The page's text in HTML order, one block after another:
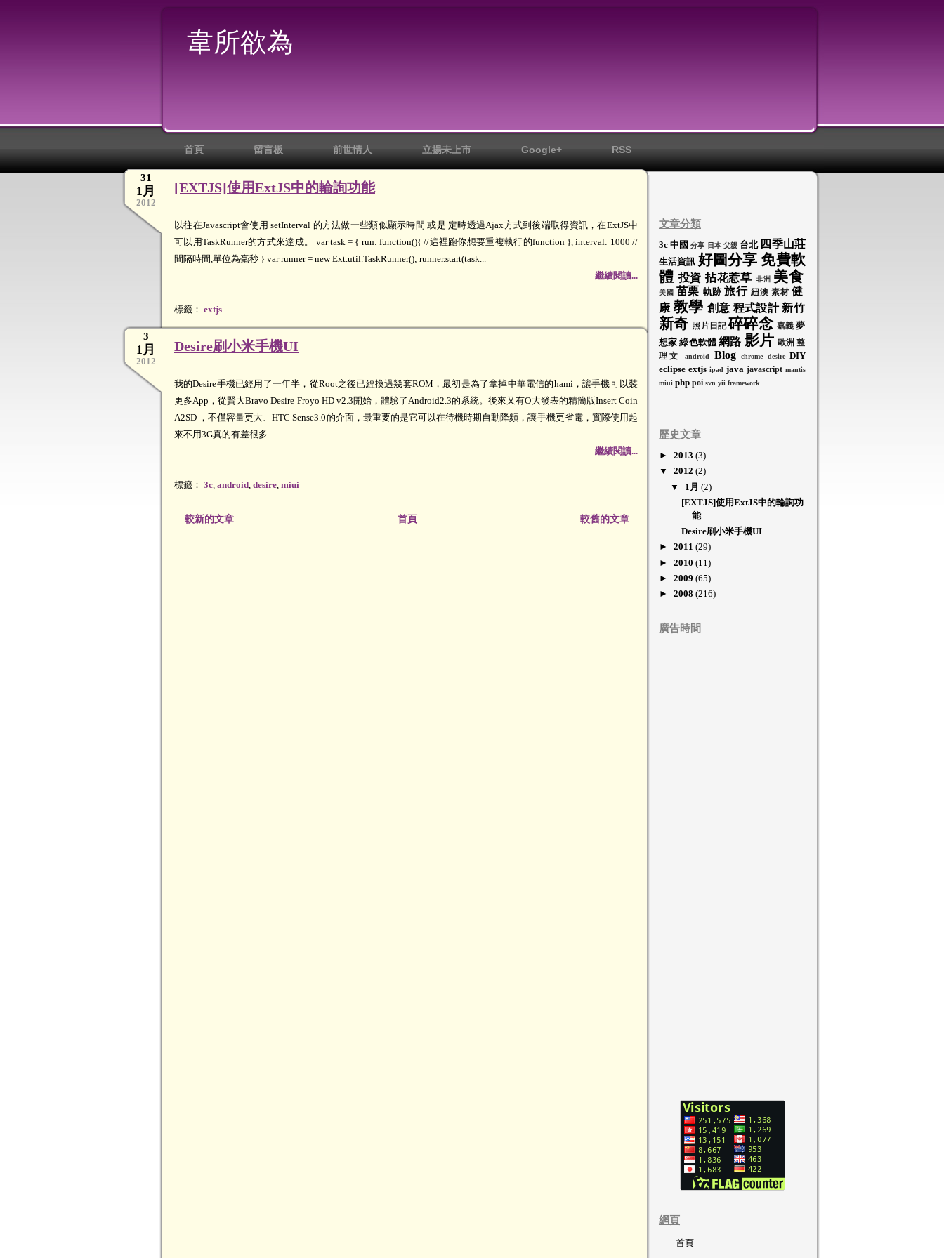
韋所欲為
首頁 留言板 前世情人 立揚未上市 Google+ RSS
文章分類
3c 中國 分享 日本 父親 台北 四季山莊
生活資訊 好圖分享 免費軟
體 投資 拈花惹草 非洲 美食
美國 苗栗 軌跡 旅行 紐澳 素材 健
康 教學 創意 程式設計 新竹
新奇 照片日記 碎碎念 嘉義 夢
想家 綠色軟體 網路 影片 歐洲 整
理文
android Blog chrome desire DIY
eclipse extjs ipad java javascript mantis
miui php poi svn yii framework
歷史文章
► 2013 (3)
▼ 2012 (2)
▼ 1月 (2)
[EXTJS]使用ExtJS中的輪詢功
能
Desire刷小米手機UI
► 2011 (29)
► 2010 (11)
► 2009 (65)
► 2008 (216)
廣告時間
網頁
首頁
31
1月
2012
[EXTJS]使用ExtJS中的輪詢功能
以往在Javascript會使用 setInterval 的方法做一些類似顯示時間 或是 定時透過Ajax方式到後端取得資訊，在ExtJS中
可以用TaskRunner的方式來達成。 var task = { run: function(){ //這裡跑你想要重複執行的function }, interval: 1000 //
間隔時間,單位為毫秒 } var runner = new Ext.util.TaskRunner(); runner.start(task...
繼續閱讀...
標籤： extjs
3
1月
2012
Desire刷小米手機UI
我的Desire手機已經用了一年半，從Root之後已經換過幾套ROM，最初是為了拿掉中華電信的hami，讓手機可以裝
更多App，從賢大Bravo Desire Froyo HD v2.3開始，體驗了Android2.3的系統。後來又有O大發表的精簡版Insert Coin
A2SD ，不僅容量更大、HTC Sense3.0的介面，最重要的是它可以在待機時期自動降頻，讓手機更省電，實際使用起
來不用3G真的有差很多...
繼續閱讀...
標籤： 3c, android, desire, miui
較新的文章 較舊的文章
首頁